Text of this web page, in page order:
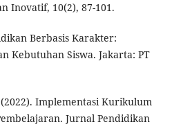
Inovatif, 10(2), 87-101.
Berbasis Karakter:
Kebutuhan Siswa. Jakarta: PT
Implementasi Kurikulum
Jurnal Pendidikan